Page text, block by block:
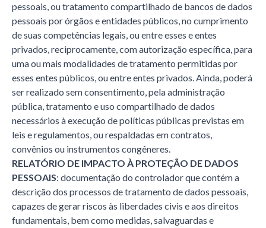
pessoais, ou tratamento compartilhado de bancos de dados
pessoais por órgãos e entidades públicos, no cumprimento
de suas competências legais, ou entre esses e entes
privados, reciprocamente, com autorização específica, para
uma ou mais modalidades de tratamento permitidas por
esses entes públicos, ou entre entes privados. Ainda, poderá
ser realizado sem consentimento, pela administração
pública, tratamento e uso compartilhado de dados
necessários à execução de políticas públicas previstas em
leis e regulamentos, ou respaldadas em contratos,
convênios ou instrumentos congêneres.
RELATÓRIO DE IMPACTO À PROTEÇÃO DE DADOS
PESSOAIS: documentação do controlador que contém a
descrição dos processos de tratamento de dados pessoais,
capazes de gerar riscos às liberdades civis e aos direitos
fundamentais, bem como medidas, salvaguardas e